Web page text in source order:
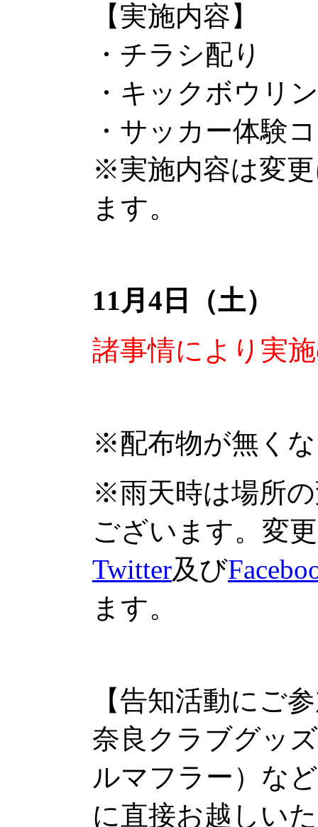
【実施内容】
・チラシ配り
・キックボウリ
・サッカー体験
※実施内容は変
ます。
11月4日（土）
諸事情により実
※配布物が無く
※雨天時は場所
ございます。変
Twitter及び
ます。
【告知活動にご
奈良クラブグッ
ルマフラー）な
に直接お越しい